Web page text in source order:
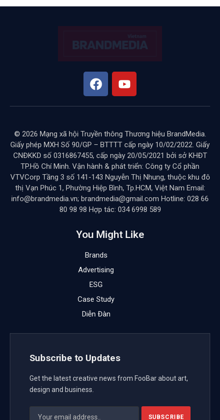
Vốn và cơ chế chia sẻ rủi ro
Việt Nam
THÁNG 7 16, 2025
Doanh nghiệp nhỏ không có vốn thì không thể đầu
tư nâng cấp, không đủ năng lực để ký được hợp
Mặc dù tăng trưởng tín dụng quý 1/2025 đã khởi sắc
cần hỗ trợ vẫn luôn là một trong những kiến nghị hàng
đầu của các doanh nghiệp nhỏ và vừa (SMEs) khi
được khảo sát, trao đổi.